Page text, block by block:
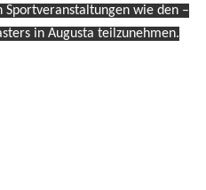
wie den –
in Augusta teilzunehmen.